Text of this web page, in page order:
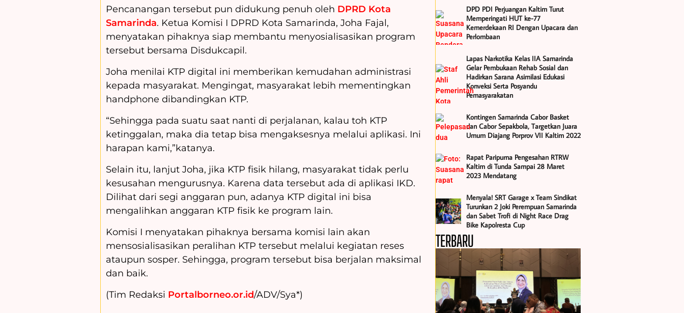
Pencanangan tersebut pun didukung penuh oleh DPRD Kota
Samarinda. Ketua Komisi I DPRD Kota Samarinda, Joha Fajal,
menyatakan pihaknya siap membantu menyosialisasikan program
tersebut bersama Disdukcapil.
Joha menilai KTP digital ini memberikan kemudahan administrasi
kepada masyarakat. Mengingat, masyarakat lebih mementingkan
handphone dibandingkan KTP.
“Sehingga pada suatu saat nanti di perjalanan, kalau toh KTP
ketinggalan, maka dia tetap bisa mengaksesnya melalui aplikasi. Ini
harapan kami,”katanya.
Selain itu, lanjut Joha, jika KTP fisik hilang, masyarakat tidak perlu
kesusahan mengurusnya. Karena data tersebut ada di aplikasi IKD.
Dilihat dari segi anggaran pun, adanya KTP digital ini bisa
mengalihkan anggaran KTP fisik ke program lain.
Komisi I menyatakan pihaknya bersama komisi lain akan
mensosialisasikan peralihan KTP tersebut melalui kegiatan reses
ataupun sosper. Sehingga, program tersebut bisa berjalan maksimal
dan baik.
(Tim Redaksi Portalborneo.or.id/ADV/Sya*)
DPD PDI Perjuangan Kaltim Turut
Memperingati HUT ke-77
Kemerdekaan RI Dengan Upacara dan
Perlombaan
Lapas Narkotika Kelas IIA Samarinda
Gelar Pembukaan Rehab Sosial dan
Hadirkan Sarana Asimilasi Edukasi
Konveksi Serta Posyandu
Pemasyarakatan
Kontingen Samarinda Cabor Basket
dan Cabor Sepakbola, Targetkan Juara
Umum Diajang Porprov VII Kaltim 2022
Rapat Paripurna Pengesahan RTRW
Kaltim di Tunda Sampai 28 Maret
2023 Mendatang
Menyala! SRT Garage x Team Sindikat
Turunkan 2 Joki Perempuan Samarinda
dan Sabet Trofi di Night Race Drag
Bike Kapolresta Cup
TERBARU